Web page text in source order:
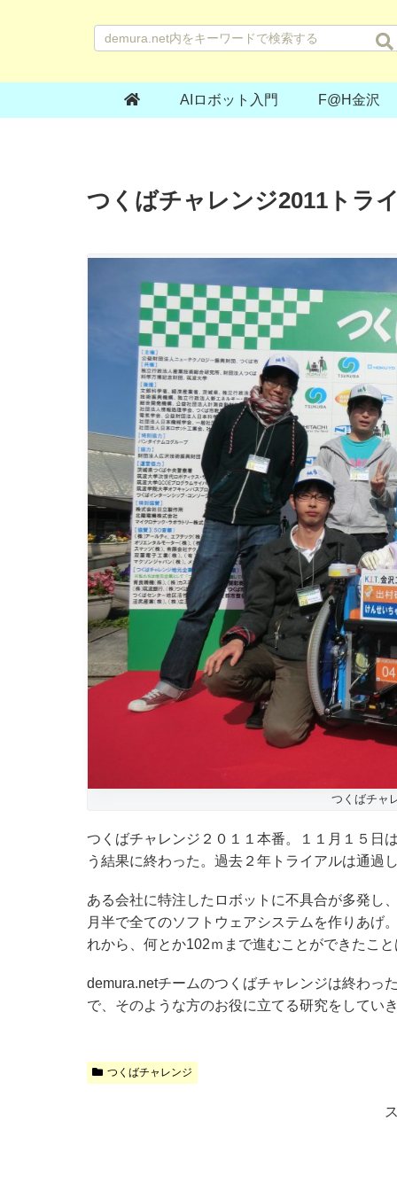
AIロボット入門 F@H金沢
つくばチャレンジ2011トラ
つくばチャ
つくばチャレンジ２０１１本番。１１月１５日
う結果に終わった。過去２年トライアルは通過
ある会社に特注したロボットに不具合が多発し
月半で全てのソフトウェアシステムを作りあげ
れから、何とか102ｍまで進むことができたこ
demura.netチームのつくばチャレンジは終わっ
で、そのような方のお役に立てる研究をしていき
つくばチャレンジ